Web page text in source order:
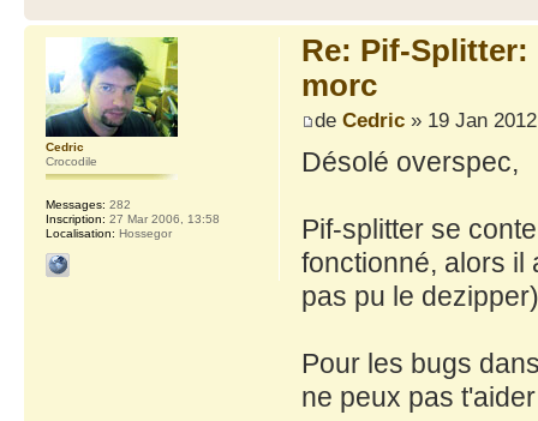
Re: Pif-
morc
de Cedric» 19 Jan
Désolé overspec,
Pif-splitter se
fonctionné, alors il
pas pu le
Pour les bugs
ne peux pas
Cedric
Crocodile
Messages: 282
Inscription: 27 Mar 2006, 13:58
Localisation: Hossegor